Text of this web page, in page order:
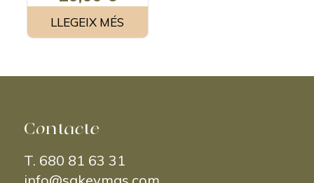
LLEGEIX MÉS
Contacte
T. 680 81 63 31